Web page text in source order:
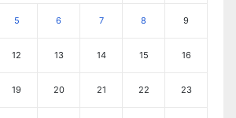
5 6 7 8 9
12 13 14 15 16
19 20 21 22 23